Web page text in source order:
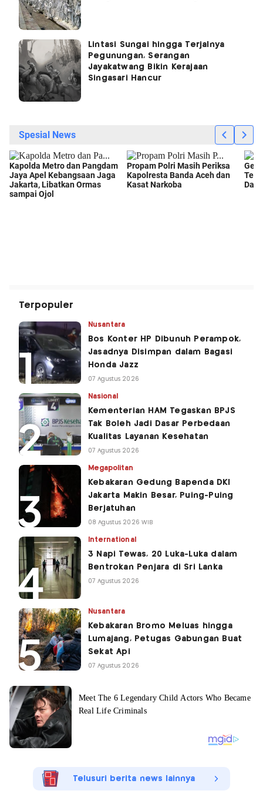
Lintasi Sungai hingga Terjalnya
Pegunungan, Serangan
Jayakatwang Bikin Kerajaan
Singasari Hancur
Terpopuler
Nusantara
Bos Konter HP Dibunuh Perampok,
Jasadnya Disimpan dalam Bagasi
Honda Jazz
07 Agustus 2026
Nasional
Kementerian HAM Tegaskan BPJS
Tak Boleh Jadi Dasar Perbedaan
Kualitas Layanan Kesehatan
07 Agustus 2026
Megapolitan
Kebakaran Gedung Bapenda DKI
Jakarta Makin Besar, Puing-Puing
Berjatuhan
08 Agustus 2026 WIB
International
3 Napi Tewas, 20 Luka-Luka dalam
Bentrokan Penjara di Sri Lanka
07 Agustus 2026
Nusantara
Kebakaran Bromo Meluas hingga
Lumajang, Petugas Gabungan Buat
Sekat Api
07 Agustus 2026
Telusuri berita news lainnya